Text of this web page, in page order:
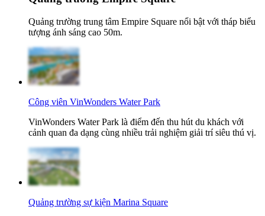
Quảng trường trung tâm Empire Square nổi bật với tháp biểu
tượng ánh sáng cao 50m.
Công viên VinWonders Water Park
VinWonders Water Park là điểm đến thu hút du khách với
cảnh quan đa dạng cùng nhiều trải nghiệm giải trí siêu thú vị.
Quảng trường sự kiện Marina Square